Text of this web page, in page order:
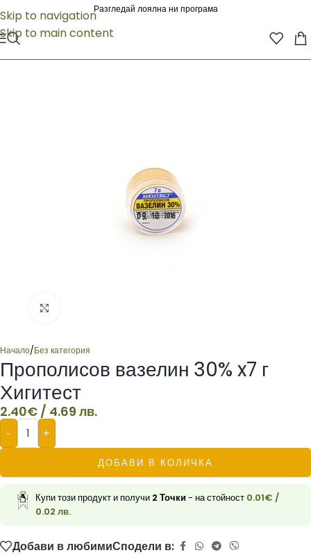
Skip to navigation
Skip to main content
Разгледай лоялна ни програма
Начало/Без категория
Прополисов вазелин 30% x7 г
Хигитест
2.40€ / 4.69 лв.
- +
ДОБАВИ В КОЛИЧКА
Купи този продукт и получи 2 Точки- на стойност 0.01€ /
0.02 лв.
Добави в любимиСподели в: